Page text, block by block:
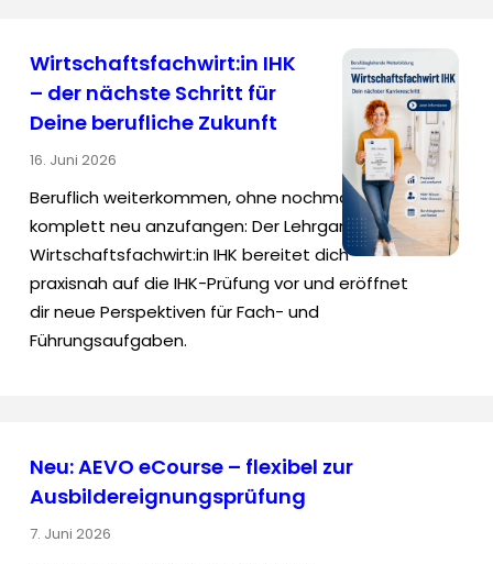
Wirtschaftsfachwirt:in IHK
– der nächste Schritt für
Deine berufliche Zukunft
16. Juni 2026
Beruflich weiterkommen, ohne nochmal
komplett neu anzufangen: Der Lehrgang
Wirtschaftsfachwirt:in IHK bereitet dich
praxisnah auf die IHK-Prüfung vor und eröffnet
dir neue Perspektiven für Fach- und
Führungsaufgaben.
Neu: AEVO eCourse – flexibel zur
Ausbildereignungsprüfung
7. Juni 2026